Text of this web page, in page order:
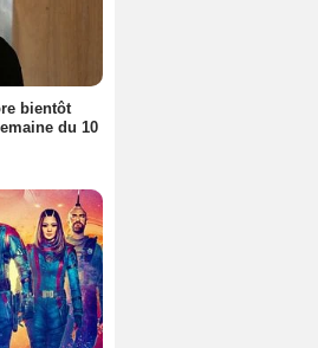
bientôt
du 10